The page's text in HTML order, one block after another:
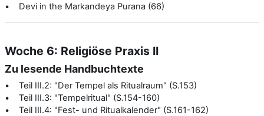
• Devi in the Markandeya Purana (66)
Woche 6: Religiöse Praxis II
Zu lesende Handbuchtexte
• Teil III.2: "Der Tempel als Ritualraum" (S.153)
• Teil III.3: "Tempelritual" (S.154-160)
• Teil III.4: "Fest- und Ritualkalender" (S.161-162)